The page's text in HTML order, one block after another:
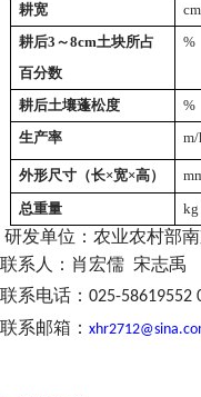
耕宽 cm
耕后3～8cm土块所占
百分数
%
耕后土壤蓬松度 %
生产率
外形尺寸（长×宽×高）
总重量
kg
研发单位：农业农村部
联系人：肖宏儒 宋志禹
联系电话： 025-58619552
联系邮箱：